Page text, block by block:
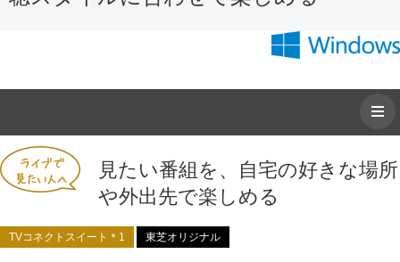
見たい番組を、自宅の好きな場所
や外出先で楽しめる
TVコネクトスイート＊1 東芝オリジナル